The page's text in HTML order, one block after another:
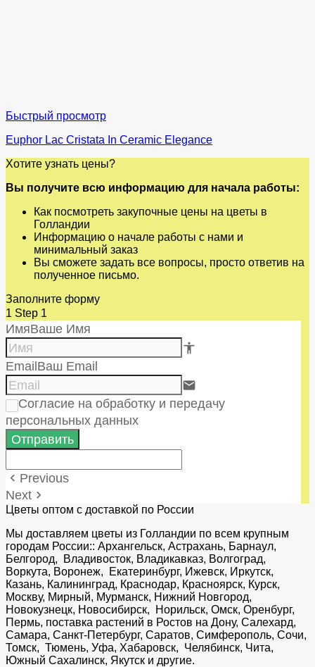
Быстрый просмотр
Euphor Lac Cristata In Ceramic Elegance
Хотите узнать цены?
Вы получите всю информацию для начала работы:
Как посмотреть закупочные цены на цветы в
Голландии
Информацию о начале работы с нами и
минимальный заказ
Вы сможете задать все вопросы, просто ответив на
полученное письмо.
Заполните форму
1 Step 1
ИмяВаше Имя
accessibility e84e
EmailВаш Email
email
Согласие на обработку и передачу
персональных данных
Отправить
keyboard_arrow_left Previous
Next keyboard_arrow_right
Цветы оптом с доставкой по России
Мы доставляем цветы из Голландии по всем крупным
городам России:: Архангельск, Астрахань, Барнаул,
Белгород, Владивосток, Владикавказ, Волгоград,
Воркута, Воронеж, Екатеринбург, Ижевск, Иркутск,
Казань, Калининград, Краснодар, Красноярск, Курск,
Москву, Мирный, Мурманск, Нижний Новгород,
Новокузнецк, Новосибирск, Норильск, Омск, Оренбург,
Пермь, поставка растений в Ростов на Дону, Салехард,
Самара, Санкт-Петербург, Саратов, Симферополь, Сочи,
Томск, Тюмень, Уфа, Хабаровск, Челябинск, Чита,
Южный Сахалинск, Якутск и другие.